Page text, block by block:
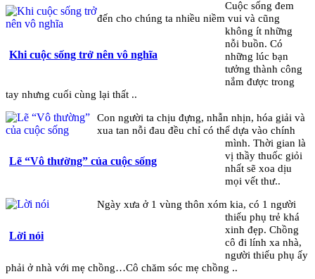
Khi cuộc sống trở nên vô nghĩa
Cuộc sống đem
đến cho chúng ta nhiều niềm vui và cũng
không ít những
nỗi buồn. Có
những lúc bạn
tưởng thành công
nắm được trong
tay nhưng cuối cùng lại thất ..
Lẽ “Vô thường” của cuộc sống
Con người ta chịu đựng, nhẫn nhịn, hóa giải và
xua tan nỗi đau đều chỉ có thể dựa vào chính
mình. Thời gian là
vị thầy thuốc giỏi
nhất sẽ xoa dịu
mọi vết thư..
Lời nói
Ngày xưa ở 1 vùng thôn xóm kia, có 1 người
thiếu phụ trẻ khá
xinh đẹp. Chồng
cô đi lính xa nhà,
người thiếu phụ ấy
phải ở nhà với mẹ chồng…Cô chăm sóc mẹ chồng ..